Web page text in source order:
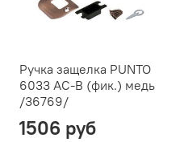
Ручка защелка PUNTO
6033 AC-B (фик.) медь
/36769/
1506 руб